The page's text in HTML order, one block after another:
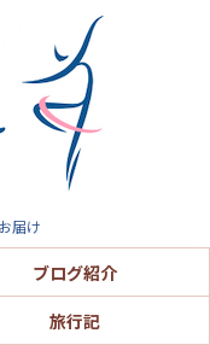
届け
ブログ紹介
旅行記